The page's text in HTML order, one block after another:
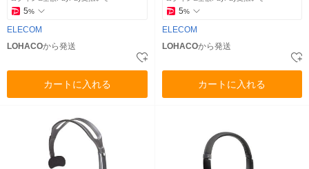
5%
ELECOM
LOHACOから発送
カートに入れる
5%
ELECOM
LOHACOから発送
カートに入れる